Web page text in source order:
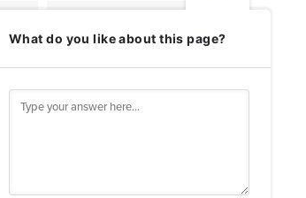
Plüton Burcu Hesaplama
What do you like about this page?